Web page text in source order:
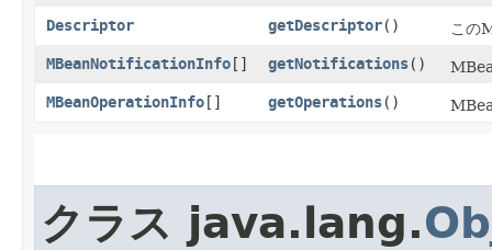
Descriptor getDescriptor() この
MBeanNotificationInfo [] getNotifications()
MBeanOperationInfo [] getOperations()
クラス java.lang.